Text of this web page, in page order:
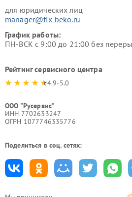
для юридических лиц
manager@fix-beko.ru
График работы:
ПН-ВСК с 9:00 до 21:00 без
Рейтинг сервисного центра
4.9-5.0
ООО "Русервис"
ИНН 7702633247
ОГРН 1077746335776
Поделиться в соц. сетях: